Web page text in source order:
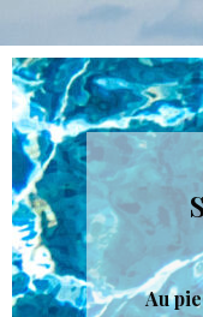
Au